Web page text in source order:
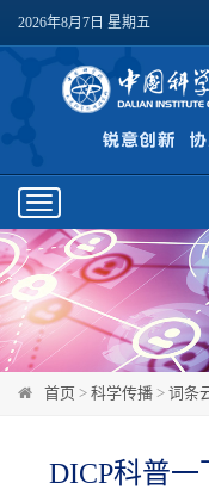
2026年8月7日 星期五
Toggle
navigation
首页 > 科学传播 > 词条
DICP科普